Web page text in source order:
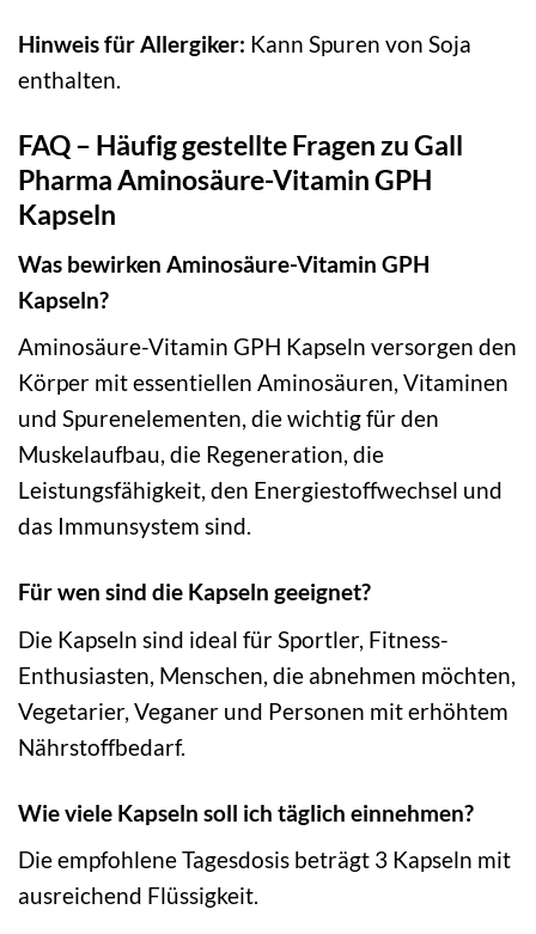
Hinweis für Allergiker: Kann Spuren von Soja
enthalten.
FAQ – Häufig gestellte Fragen zu Gall
Pharma Aminosäure-Vitamin GPH
Kapseln
Was bewirken Aminosäure-Vitamin GPH
Kapseln?
Aminosäure-Vitamin GPH Kapseln versorgen den
Körper mit essentiellen Aminosäuren, Vitaminen
und Spurenelementen, die wichtig für den
Muskelaufbau, die Regeneration, die
Leistungsfähigkeit, den Energiestoffwechsel und
das Immunsystem sind.
Für wen sind die Kapseln geeignet?
Die Kapseln sind ideal für Sportler, Fitness-
Enthusiasten, Menschen, die abnehmen möchten,
Vegetarier, Veganer und Personen mit erhöhtem
Nährstoffbedarf.
Wie viele Kapseln soll ich täglich einnehmen?
Die empfohlene Tagesdosis beträgt 3 Kapseln mit
ausreichend Flüssigkeit.